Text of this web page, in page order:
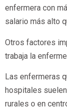
enfermera con
salario más alto
Otros factores
trabaja la
Las enfermeras
hospitales
rurales o en